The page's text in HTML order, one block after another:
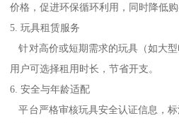
价格，促进环保循环利用，同时降低购
5. 玩具租赁服务
针对高价或短期需求的玩具（如大型
用户可选择租用时长，节省开支。
6. 安全与年龄适配
平台严格审核玩具安全认证信息，